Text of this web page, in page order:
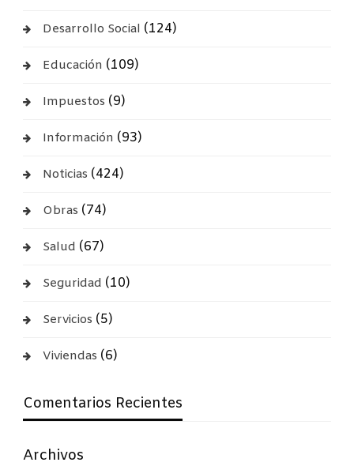
Desarrollo Social (124)
Educación (109)
Impuestos (9)
Información (93)
Noticias (424)
Obras (74)
Salud (67)
Seguridad (10)
Servicios (5)
Viviendas (6)
Comentarios Recientes
Archivos